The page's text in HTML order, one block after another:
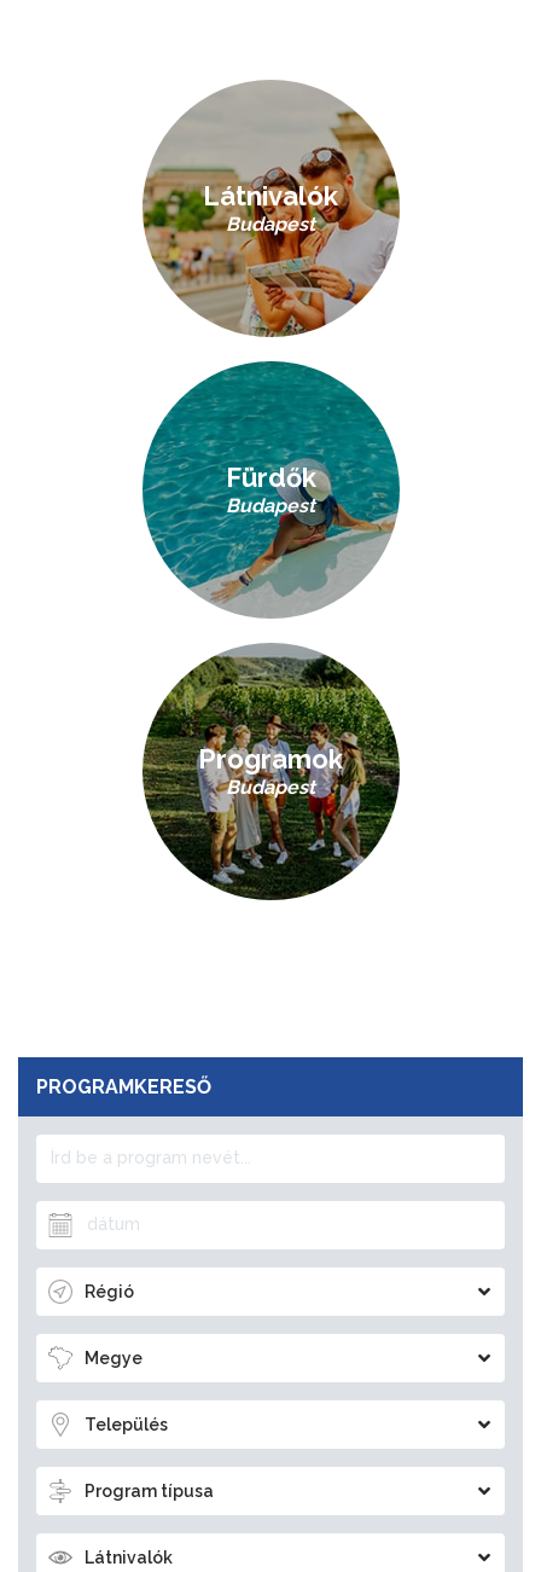
Látnivalók
Budapest
Fürdők
Budapest
Programok
Budapest
PROGRAMKERESŐ
Régió
Megye
Település
Program típusa
Látnivalók